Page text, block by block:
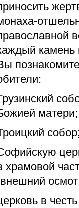
камень
матери;
храмовой
в